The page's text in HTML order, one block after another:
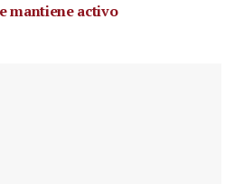
mantiene activo